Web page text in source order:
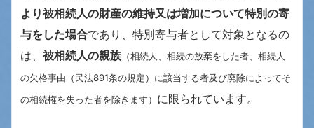
より被相続人の財産の維持又は増加について特別の寄
与をした場合であり、特別寄与者として対象となるの
は、 被相続人の親族 （相続人、相続の放棄をした者、相続人
の欠格事由（民法891条の規定）に該当する者及び廃除によってそ
の相続権を失った者を除きます） に限られています。